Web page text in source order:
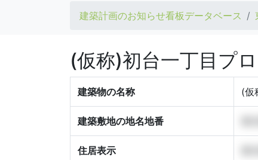
建築計画のお知らせ看板データベース
(仮称)初台一丁目プ
建築物の名称 (仮
建築敷地の地名地番
住居表示